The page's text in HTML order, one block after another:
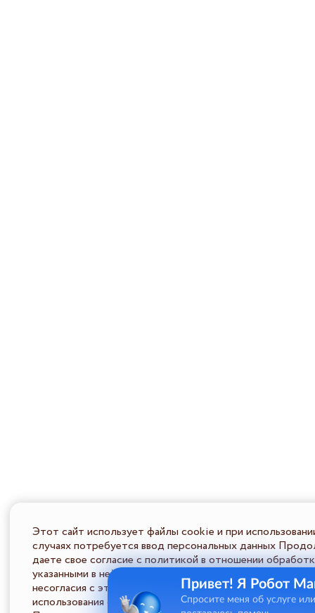
Этот сайт использует файлы cookie и при
случаях потребуется ввод персональных данных
даете свое согласие с политикой в отношении
указанными в ней условиями обработки персональной
несогласия с этими условиями Пользователь должен
использования сайта.
Привет! Я Робот
Спросите меня об услуге